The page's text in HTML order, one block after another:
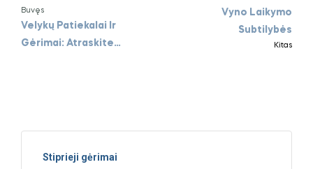
Buvęs
Velykų Patiekalai Ir
Gėrimai: Atraskite
Kitas
Vyno Laikymo
Subtilybės
Stiprieji gėrimai